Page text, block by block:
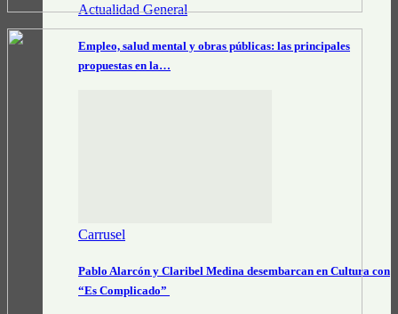
Actualidad General
Empleo, salud mental y obras públicas: las principales
propuestas en la…
Carrusel
Pablo Alarcón y Claribel Medina desembarcan en Cultura con
“Es Complicado”